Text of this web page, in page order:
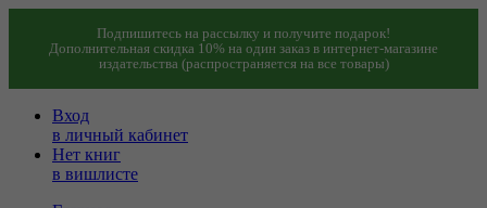
Подпишитесь на рассылку и получите подарок!
Дополнительная скидка 10% на один заказ в интернет-магазине
издательства (распространяется на все товары)
Вход
в личный кабинет
Нет книг
в вишлисте